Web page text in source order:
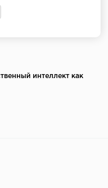
интеллект как